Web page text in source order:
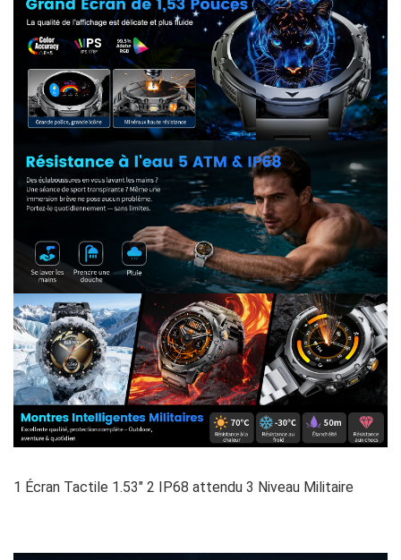
1 Écran Tactile 1.53″ 2 IP68 attendu 3 Niveau Militaire